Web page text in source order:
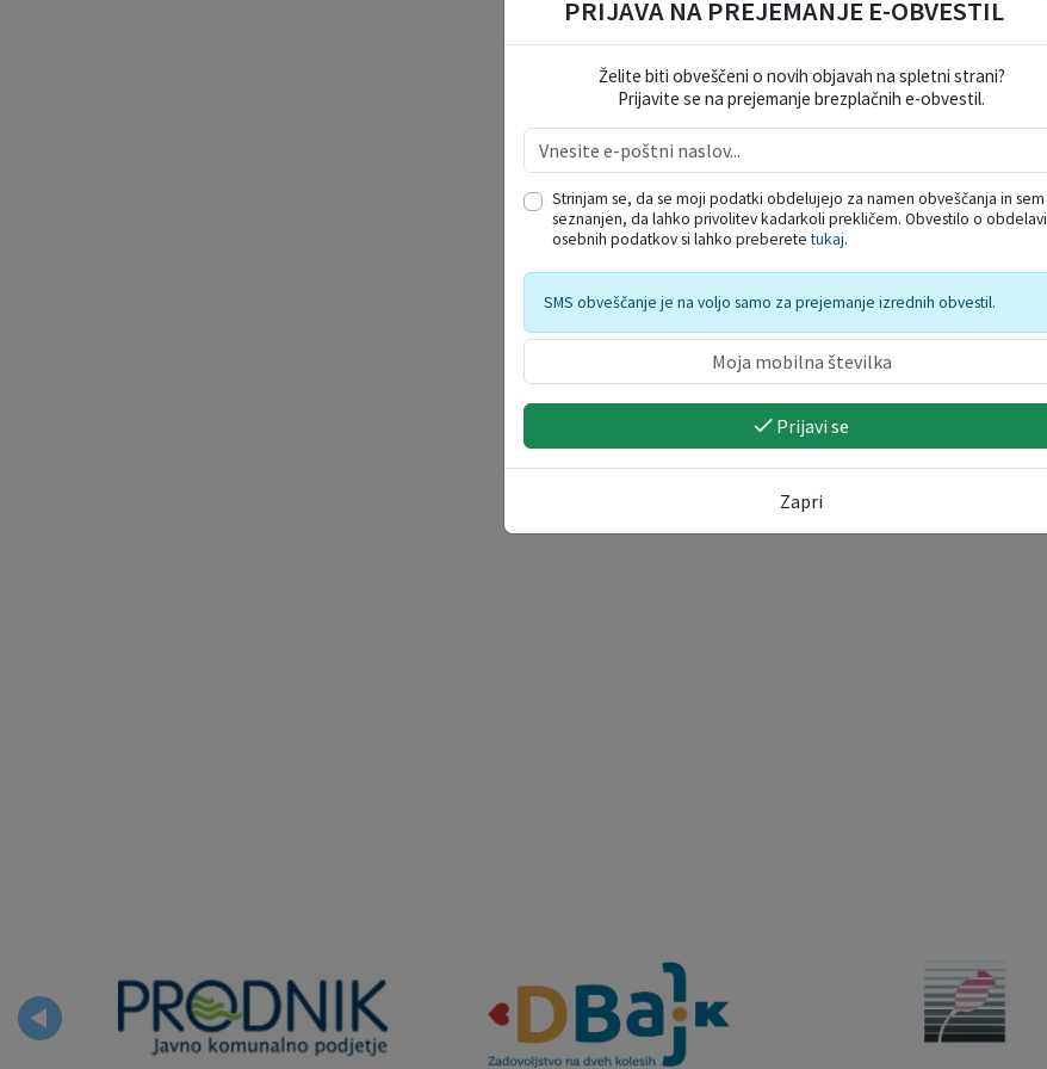
PRIJAVA NA PREJEMANJE E-OBVESTIL
Želite biti obveščeni o novih objavah na spletni strani?
Prijavite se na prejemanje brezplačnih e-obvestil.
Strinjam se, da se moji podatki obdelujejo za namen obveščanja in sem
seznanjen, da lahko privolitev kadarkoli prekličem. Obvestilo o obdelavi
osebnih podatkov si lahko preberetetukaj.
SMS obveščanje je na voljo samo za prejemanje izrednih obvestil.
Prijavi se
Zapri